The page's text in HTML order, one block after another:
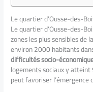
Le quartier d’Ousse-des-
Le quartier d’Ousse-des-
zones les plus sensibles
environ 2000 habitants
difficultés socio-
logements sociaux y atteint
peut favoriser